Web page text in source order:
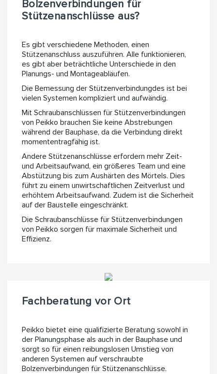
Bolzenverbindungen für
Stützenanschlüsse aus?
Es gibt verschiedene Methoden, einen
Stützenanschluss auszuführen. Alle funktionieren,
es gibt aber beträchtliche Unterschiede in den
Planungs- und Montageabläufen.
Die Bemessung der Stützenverbindungdes ist bei
vielen Systemen kompliziert und aufwändig.
Mit Schraubanschlüssen für Stützenverbindungen
von Peikko brauchen Sie keine Abstrebungen
während der Bauphase, da die Verbindung direkt
momententragfähig ist.
Andere Stützenanschlüsse erfordern mehr Zeit-
und Arbeitsaufwand, ein größeres Team und eine
Abstützung bis zum Aushärten des Mörtels. Dies
führt zu einem unwirtschaftlichen Zeitverlust und
erhöhtem Arbeitsaufwand. Zudem ist die Sicherheit
auf der Baustelle eingeschränkt.
Die Schraubanschlüsse für Stützenverbindungen
von Peikko sorgen für maximale Sicherheit und
Effizienz.
Fachberatung vor Ort
Peikko bietet eine qualifizierte Beratung sowohl in
der Planungsphase als auch in der Bauphase und
sorgt so für einen reibungslosen Umstieg von
anderen Systemen auf verschraubte
Bolzenverbindungen für Stützenanschlüsse.